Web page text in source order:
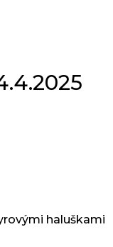
haluškami